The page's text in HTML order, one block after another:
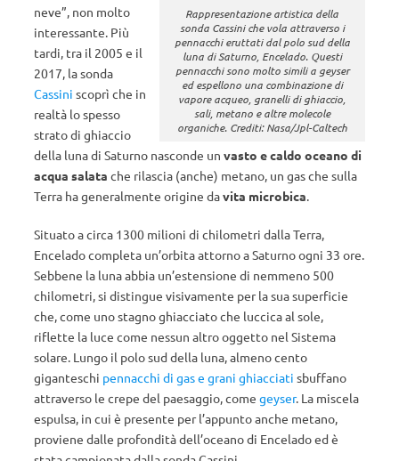
Rappresentazione artistica della
sonda Cassini che vola attraverso i
pennacchi eruttati dal polo sud della
luna di Saturno, Encelado. Questi
pennacchi sono molto simili a geyser
ed espellono una combinazione di
vapore acqueo, granelli di ghiaccio,
sali, metano e altre molecole
organiche. Crediti: Nasa/Jpl-Caltech
neve”, non molto
interessante. Più
tardi, tra il 2005 e il
2017, la sonda
Cassini scoprì che in
realtà lo spesso
strato di ghiaccio
della luna di Saturno nasconde un vasto e caldo oceano di
acqua salata che rilascia (anche) metano, un gas che sulla
Terra ha generalmente origine davita microbica.
Situato a circa 1300 milioni di chilometri dalla Terra,
Encelado completa un’orbita attorno a Saturno ogni 33 ore.
Sebbene la luna abbia un’estensione di nemmeno 500
chilometri, si distingue visivamente per la sua superficie
che, come uno stagno ghiacciato che luccica al sole,
riflette la luce come nessun altro oggetto nel Sistema
solare. Lungo il polo sud della luna, almeno cento
giganteschi pennacchi di gas e grani ghiacciati sbuffano
attraverso le crepe del paesaggio, come geyser. La miscela
espulsa, in cui è presente per l’appunto anche metano,
proviene dalle profondità dell’oceano di Encelado ed è